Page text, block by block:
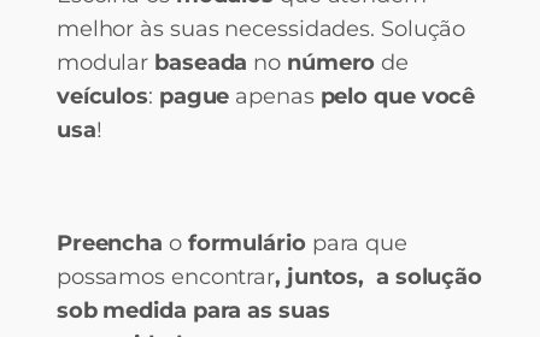
melhor às suas necessidades. Solução
modular baseada no número de
veículos: pague apenas pelo que você
usa!
Preencha o formulário para que
possamos encontrar, juntos, a solução
sob medida para as suas